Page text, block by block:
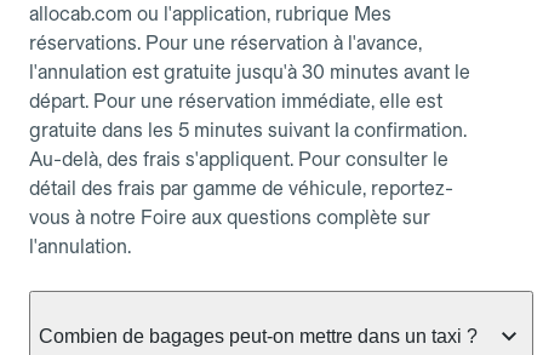
allocab.com ou l'application, rubrique Mes
réservations. Pour une réservation à l'avance,
l'annulation est gratuite jusqu'à 30 minutes avant le
départ. Pour une réservation immédiate, elle est
gratuite dans les 5 minutes suivant la confirmation.
Au-delà, des frais s'appliquent. Pour consulter le
détail des frais par gamme de véhicule, reportez-
vous à notre Foire aux questions complète sur
l'annulation.
Combien de bagages peut-on mettre dans un taxi ?